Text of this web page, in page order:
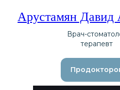
Арустамян Давид
Врач-
терапевт